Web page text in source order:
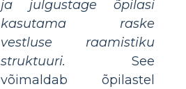
ja julgustage õpilasi
kasutama raske
vestluse raamistiku
struktuuri. See
võimaldab õpilastel